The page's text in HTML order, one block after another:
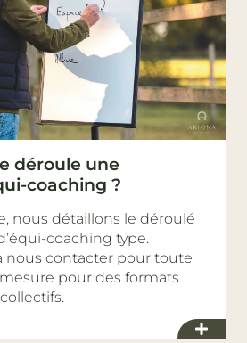
déroule une
coaching ?
nous détaillons le déroulé
coaching type.
nous contacter pour toute
pour des formats